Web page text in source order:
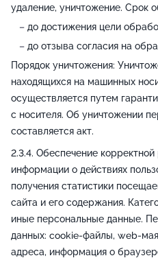
удаление, уничтожение. Срок
до достижения цели
до отзыва согласия на
Порядок уничтожения:
находящихся на машинных
осуществляется путем
с носителя. Об уничтожении
составляется акт.
Обеспечение
информации о действиях
получения статистики
сайта и его содержания.
иные персональные данные.
данных: cookie-файлы, web-
адреса, информация о